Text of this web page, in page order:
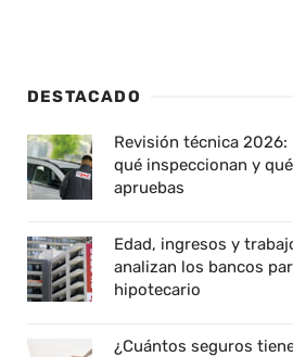
DESTACADO
Revisión técnica 2026:
qué inspeccionan y
apruebas
Edad, ingresos y
analizan los bancos
hipotecario
¿Cuántos seguros